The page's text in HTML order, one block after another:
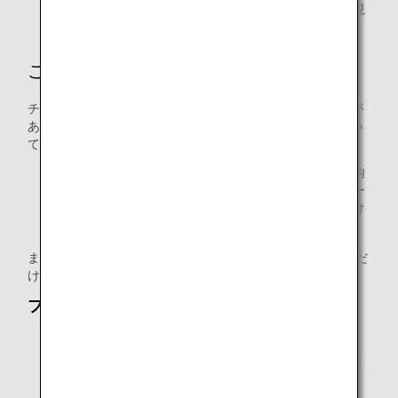
便での使用は以前まで認められていませんでしたが、現
ご使用いただけないチャイルドシート
チャイルドシートは、常にシートベルトで固定できる必要が
あります。固定できないものは、その他の基準を満たしてい
ても機内でご使用いただくことはできません。
特に、国際線ファーストクラスやビジネスクラス、国内
線プレミアムエコノミーでは、座席幅が広いため、シー
トベルトでの固定が困難な場合があり、ご使用いただけ
また、CARES以外で、こちらに記載のタイプはご使用いただ
けません。
ブースタータイプ